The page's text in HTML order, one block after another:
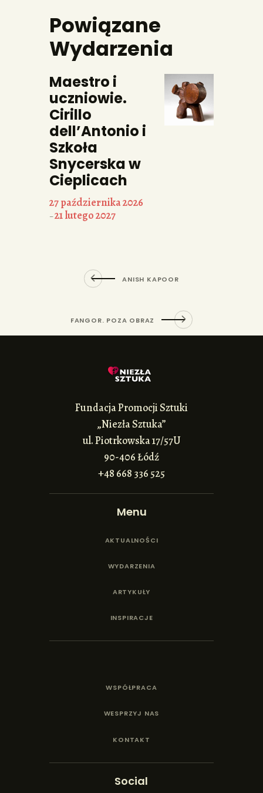
Powiązane
Wydarzenia
Maestro i
uczniowie.
Cirillo
dell’Antonio i
Szkoła
Snycerska w
Cieplicach
27 października 2026
–21 lutego 2027
ANISH KAPOOR
FANGOR. POZA OBRAZ
Fundacja Promocji Sztuki
„Niezła Sztuka”
ul. Piotrkowska 17/57U
90-406 Łódź
+48 668 336 525
Menu
AKTUALNOŚCI
WYDARZENIA
ARTYKUŁY
INSPIRACJE
WSPÓŁPRACA
WESPRZYJ NAS
KONTAKT
Social